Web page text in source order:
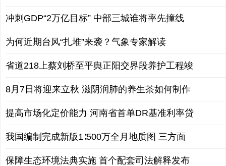
冲刺GDP“2万亿目标” 中部三城谁将率先撞线
为何近期台风“扎堆”来袭？气象专家解读
省道218上蔡刘桥至平舆正阳交界段养护工程竣
8月7日将迎来立秋 滋阴润肺的养生茶如何制作
提高市场化定价能力 河南省首单DR基准利率贷
我国编制完成新版1∶500万全月地质图 三方面
保障生态环境法典实施 首个配套司法解释发布